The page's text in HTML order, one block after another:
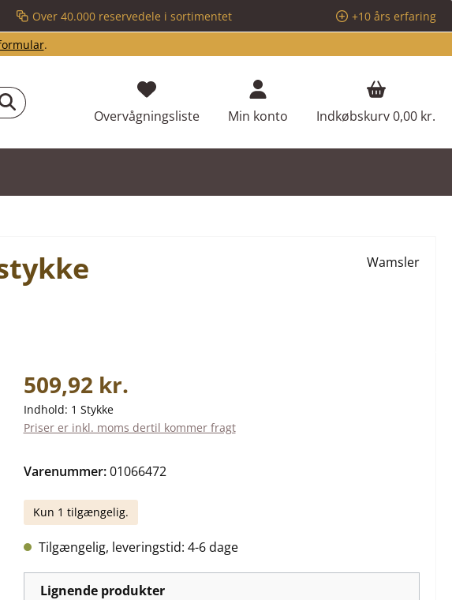
Over 40.000 reservedele i sortimentet
+10 års erfaring
.
OvervågningslisteDu har 0 ønskeliste varer
Min konto Indkøbskurv0,00 kr.
Wamsler
Almindelig pris:
509,92 kr.
Indhold: 1 Stykke
Priser er inkl. moms dertil kommer fragt
Varenummer:01066472
Kun 1 tilgængelig.
Tilgængelig, leveringstid: 4-6 dage
Lignende produkter